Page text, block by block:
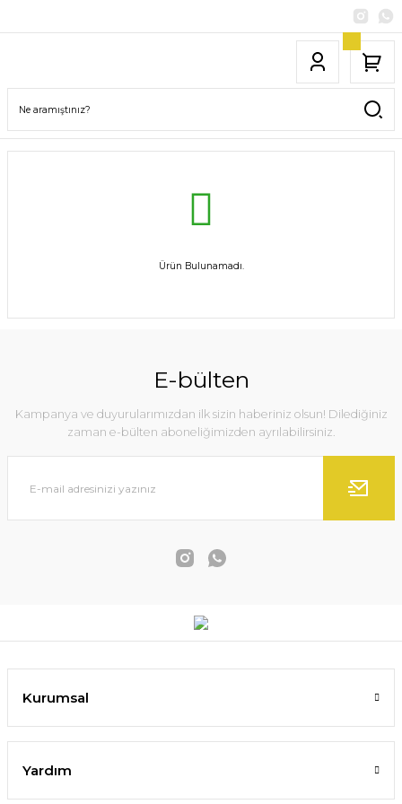
Ürün Bulunamadı.
E-bülten
Kampanya ve duyurularımızdan ilk sizin haberiniz olsun! Dilediğiniz
zaman e-bülten aboneliğimizden ayrılabilirsiniz.
Kurumsal
Yardım